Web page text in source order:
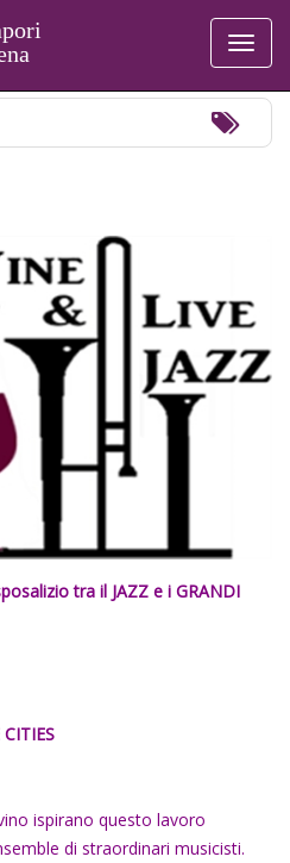
tra il JAZZ e i GRANDI
ispirano questo lavoro
di straordinari musicisti.